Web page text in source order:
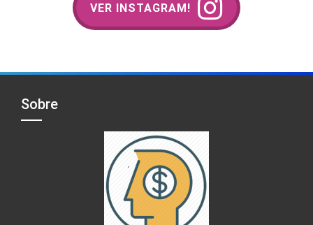
VER INSTAGRAM!
Sobre